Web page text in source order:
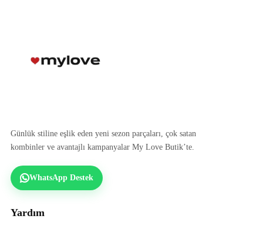
Günlük stiline eşlik eden yeni sezon parçaları, çok satan
kombinler ve avantajlı kampanyalar My Love Butik’te.
WhatsApp Destek
Yardım